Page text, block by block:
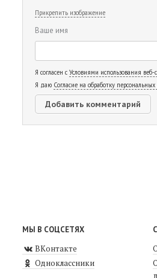
Прикрепить изображение
Ваше имя
Я согласен с Условиями использования
Я даю Согласие на обработку
МЫ В СОЦСЕТЯХ
ВКонтакте
Одноклассники